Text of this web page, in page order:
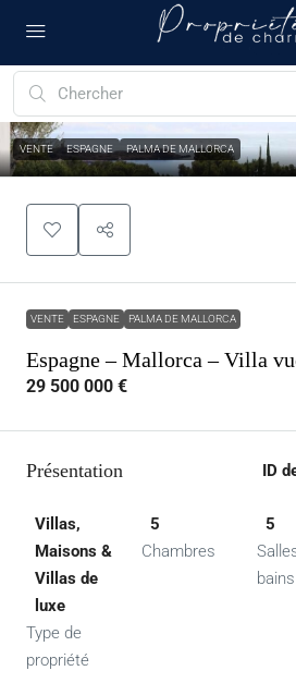
VENTE ESPAGNE PALMA DE MALLORCA
VENTE ESPAGNE PALMA DE MALLORCA
Espagne – Mallorca – Villa
29 500 000 €
Présentation ID
Villas,
Maisons &
Villas de
luxe
Type de
propriété
5
Chambres
5
bains